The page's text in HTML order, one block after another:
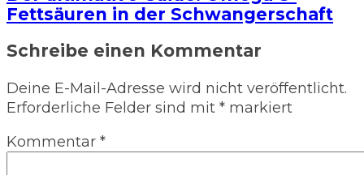
Fettsäuren in der Schwangerschaft
Schreibe einen Kommentar
Deine E-Mail-Adresse wird nicht veröffentlicht.
Erforderliche Felder sind mit * markiert
Kommentar *